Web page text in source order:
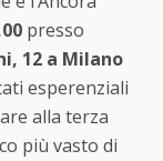
presso
12 a Milano
esperenziali
alla terza
più vasto di